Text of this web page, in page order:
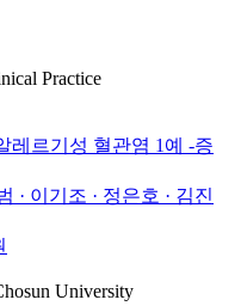
Practice
레르기성 혈관염 1예 -증
· 이기조 · 정은호 · 김진
University